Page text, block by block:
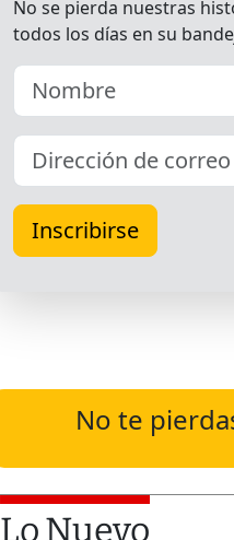
No te
Lo Nuevo